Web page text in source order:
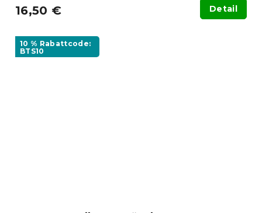
16,50 € Detail
10 % Rabattcode:
BTS10